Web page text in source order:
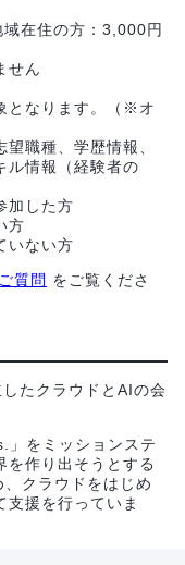
在住の方：3,000円
せん
となります。（※オ
職種、学歴情報、
ル情報（経験者の
加した方
方
いない方
質問 をご覧くださ
たクラウドとAIの会
をミッションステ
を作り出そうとする
クラウドをはじめ
支援を行っていま